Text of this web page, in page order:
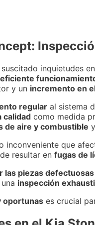
suscitado inquietudes
y un incremento en
regular al sistema
calidad como medida
de aire y combustible
inconveniente que
resultar en fugas de
las piezas defectuosas
inspección
oportunas es crucial